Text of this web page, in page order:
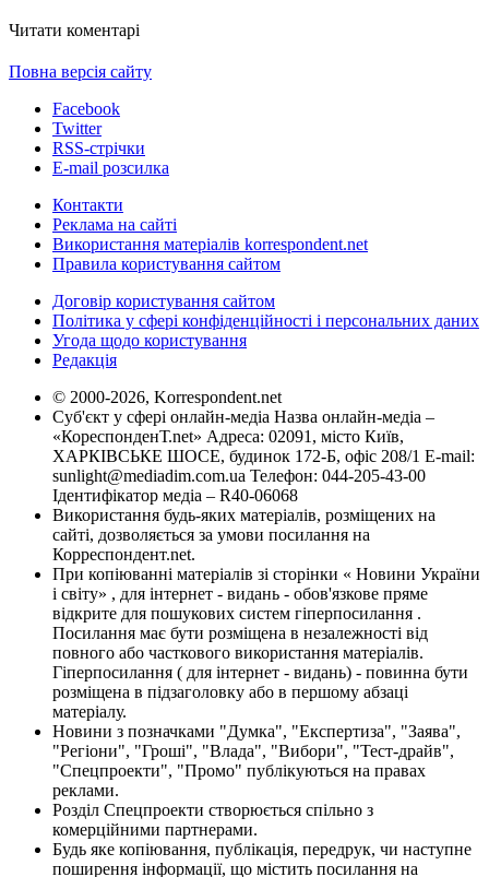
Читати коментарі
Повна версія сайту
Facebook
Twitter
RSS-стрічки
E-mail розсилка
Контакти
Реклама на сайті
Використання матеріалів korrespondent.net
Правила користування сайтом
Договір користування сайтом
Політика у сфері конфіденційності і персональних даних
Угода щодо користування
Редакція
© 2000-2026, Korrespondent.net
Суб'єкт у сфері онлайн-медіа Назва онлайн-медіа –
«КореспонденТ.net» Адреса: 02091, місто Київ,
ХАРКІВСЬКЕ ШОСЕ, будинок 172-Б, офіс 208/1 E-mail:
sunlight@mediadim.com.ua Телефон: 044-205-43-00
Ідентифікатор медіа – R40-06068
Використання будь-яких матеріалів, розміщених на
сайті, дозволяється за умови посилання на
Корреспондент.net.
При копіюванні матеріалів зі сторінки « Новини України
і світу» , для інтернет - видань - обов'язкове пряме
відкрите для пошукових систем гіперпосилання .
Посилання має бути розміщена в незалежності від
повного або часткового використання матеріалів.
Гіперпосилання ( для інтернет - видань) - повинна бути
розміщена в підзаголовку або в першому абзаці
матеріалу.
Новини з позначками "Думка", "Експертиза", "Заява",
"Регіони", "Гроші", "Влада", "Вибори", "Тест-драйв",
"Спецпроекти", "Промо" публікуються на правах
реклами.
Розділ Спецпроекти створюється спільно з
комерційними партнерами.
Будь яке копіювання, публікація, передрук, чи наступне
поширення інформації, що містить посилання на